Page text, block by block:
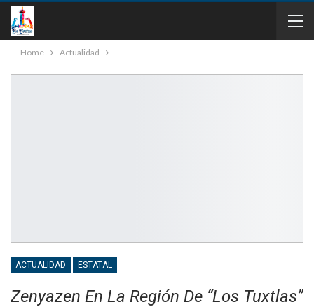
Home Actualidad
ACTUALIDAD ESTATAL
Zenyazen En La Región De “Los Tuxtlas”